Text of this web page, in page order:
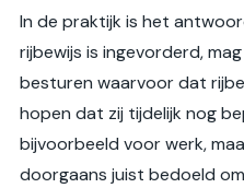
In de praktijk is het
rijbewijs is ingevorderd,
besturen waarvoor dat
hopen dat zij tijdelijk nog
bijvoorbeeld voor werk,
doorgaans juist bedoeld